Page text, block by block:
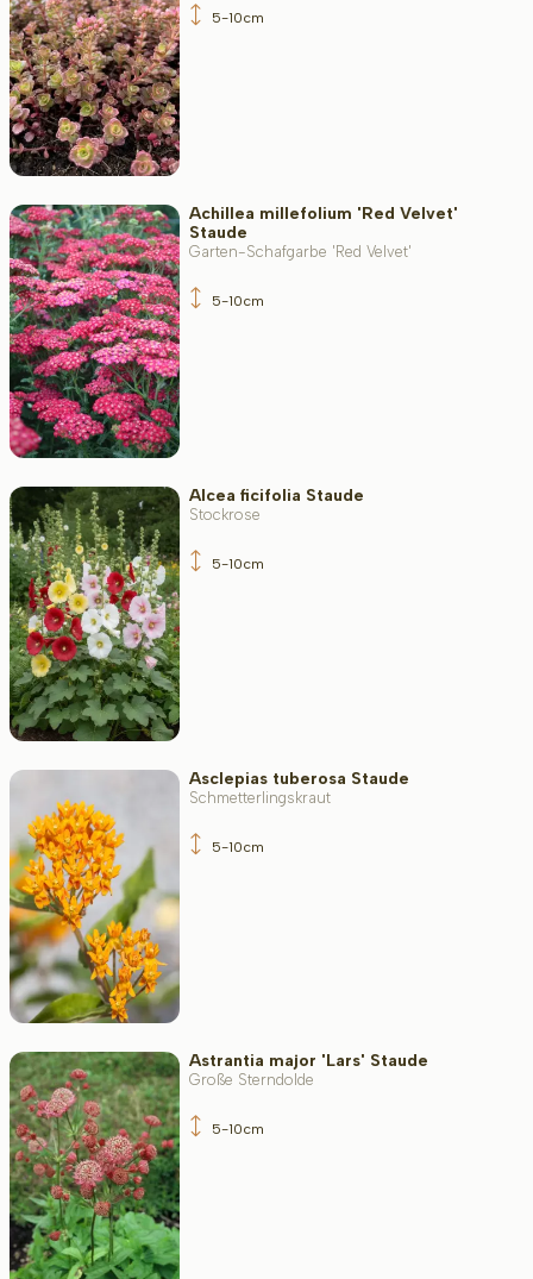
5-10cm
Achillea millefolium 'Red Velvet'
Staude
Garten-Schafgarbe 'Red Velvet'
5-10cm
Alcea ficifolia Staude
Stockrose
5-10cm
Asclepias tuberosa Staude
Schmetterlingskraut
5-10cm
Astrantia major 'Lars' Staude
Große Sterndolde
5-10cm